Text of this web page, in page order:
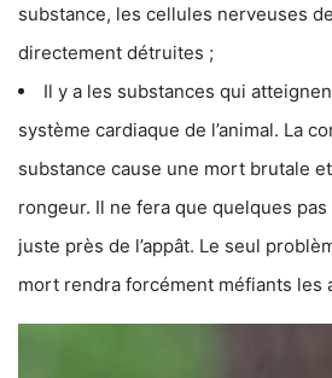
substance, les cellules nerveuses
directement détruites ;
Il y a les substances qui
système cardiaque de l’animal. La
substance cause une mort brutale
rongeur. Il ne fera que quelques
juste près de l’appât. Le seul
mort rendra forcément méfiants les